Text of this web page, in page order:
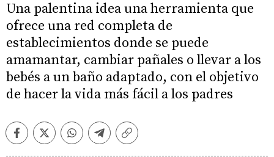
Una palentina idea una herramienta que
ofrece una red completa de
establecimientos donde se puede
amamantar, cambiar pañales o llevar a los
bebés a un baño adaptado, con el objetivo
de hacer la vida más fácil a los padres
FacebookTwitterWhatsappTelegramCopiar